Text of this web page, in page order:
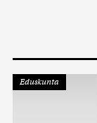
Eduskunta